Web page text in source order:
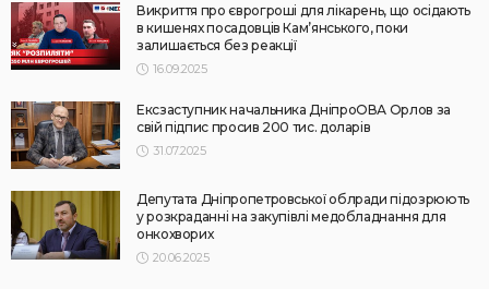
Викриття про єврогроші для лікарень, що осідають
в кишенях посадовців Кам’янського, поки
залишається без реакції
16.09.2025
Ексзаступник начальника ДніпроОВА Орлов за
свій підпис просив 200 тис. доларів
31.07.2025
Депутата Дніпропетровської облради підозрюють
у розкраданні на закупівлі медобладнання для
онкохворих
20.06.2025